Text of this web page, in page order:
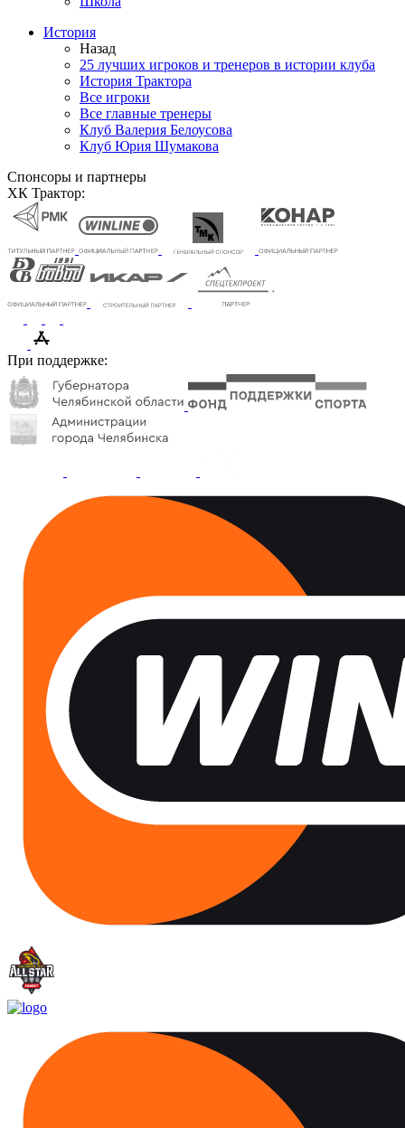
История
Назад
25 лучших игроков и тренеров в истории клуба
История Трактора
Все игроки
Все главные тренеры
Клуб Валерия Белоусова
Клуб Юрия Шумакова
Спонсоры и партнеры
ХК Трактор:
При поддержке: